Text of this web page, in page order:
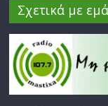
Σχετικά με